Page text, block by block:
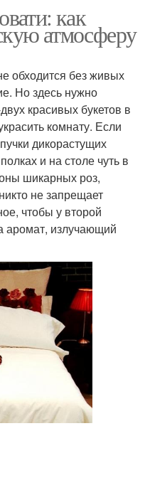
как
атмосферу
обходится без живых
Но здесь нужно
красивых букетов в
комнату. Если
дикорастущих
и на столе чуть в
шикарных роз,
не запрещает
чтобы у второй
аромат, излучающий